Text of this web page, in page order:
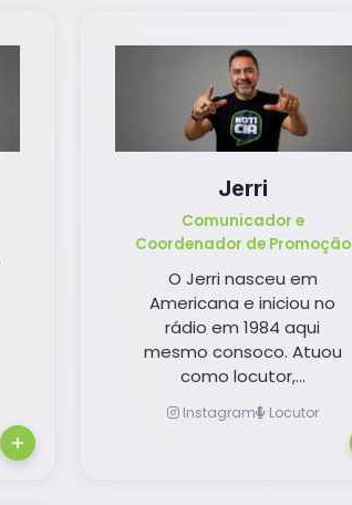
Jerri
Comunicador e
Coordenador de Promoção
O Jerri nasceu em
Americana e iniciou no
rádio em 1984 aqui
mesmo consoco. Atuou
como locutor,...
Instagram Locutor